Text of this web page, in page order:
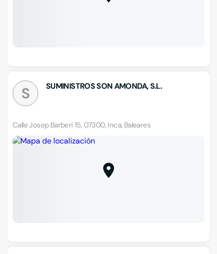
S SUMINISTROS SON AMONDA, S.L.
Calle Josep Barberi 15, 07300, Inca, Baleares